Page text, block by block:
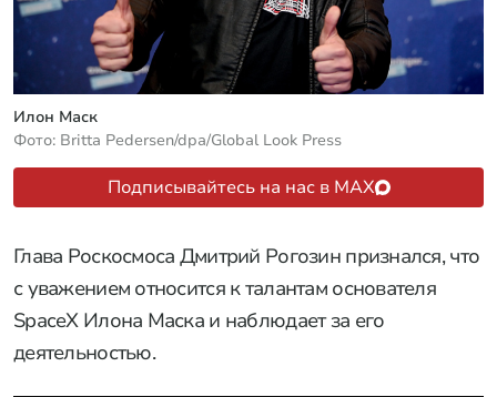
Илон Маск
Фото: Britta Pedersen/dpa/Global Look Press
Подписывайтесь на нас в MAX
Глава Роскосмоса Дмитрий Рогозин признался, что
с уважением относится к талантам основателя
SpaceX Илона Маска и наблюдает за его
деятельностью.